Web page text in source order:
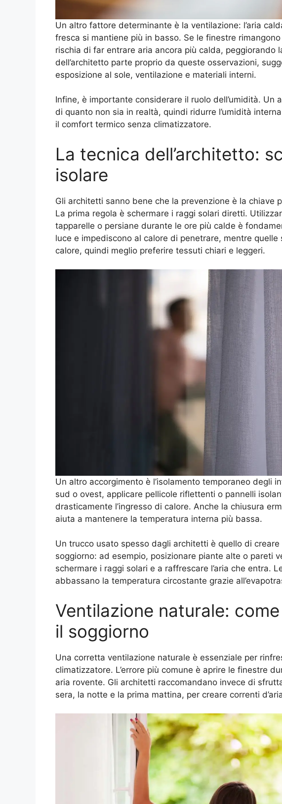
Un altro fattore determinante è la ventilazione: l’aria
fresca si mantiene più in basso. Se le finestre
rischia di far entrare aria ancora più calda, peggiorando
dell’architetto parte proprio da queste osservazioni,
esposizione al sole, ventilazione e materiali interni.
Infine, è importante considerare il ruolo dell’umidità. Un
di quanto non sia in realtà, quindi ridurre l’umidità
il comfort termico senza climatizzatore.
La tecnica dell’architetto:
isolare
Gli architetti sanno bene che la prevenzione è la chiave
La prima regola è schermare i raggi solari diretti.
tapparelle o persiane durante le ore più calde è
luce e impediscono al calore di penetrare, mentre
calore, quindi meglio preferire tessuti chiari e leggeri.
Un altro accorgimento è l’isolamento temporaneo degli
sud o ovest, applicare pellicole riflettenti o pannelli
drasticamente l’ingresso di calore. Anche la chiusura
aiuta a mantenere la temperatura interna più bassa.
Un trucco usato spesso dagli architetti è quello di creare
soggiorno: ad esempio, posizionare piante alte o pareti
schermare i raggi solari e a raffrescare l’aria che entra.
abbassano la temperatura circostante grazie
Ventilazione naturale:
il soggiorno
Una corretta ventilazione naturale è essenziale per
climatizzatore. L’errore più comune è aprire le finestre
aria rovente. Gli architetti raccomandano invece di
sera, la notte e la prima mattina, per creare correnti